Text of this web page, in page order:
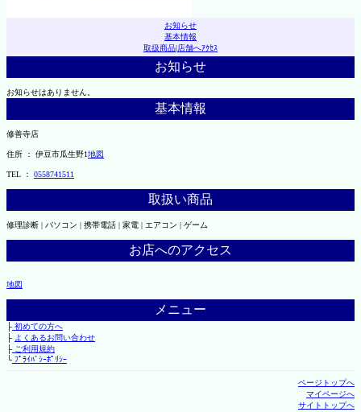
お知らせ
基本情報
取扱商品|店舗へｱｸｾｽ
お知らせ
お知らせはありません。
基本情報
修善寺店
住所 ： 伊豆市瓜生野1地図
TEL ： 0558741511
取扱い商品
修理診断 | パソコン | 携帯電話 | 家電 | エアコン | ゲーム
お店へのアクセス
地図
メニュー
├初めての方へ
├ よくあるお問い合わせ
├ご利用規約
└ﾌﾟﾗｲﾊﾞｼｰﾎﾟﾘｼｰ
ページトップへ
マイページへ
サイトトップへ